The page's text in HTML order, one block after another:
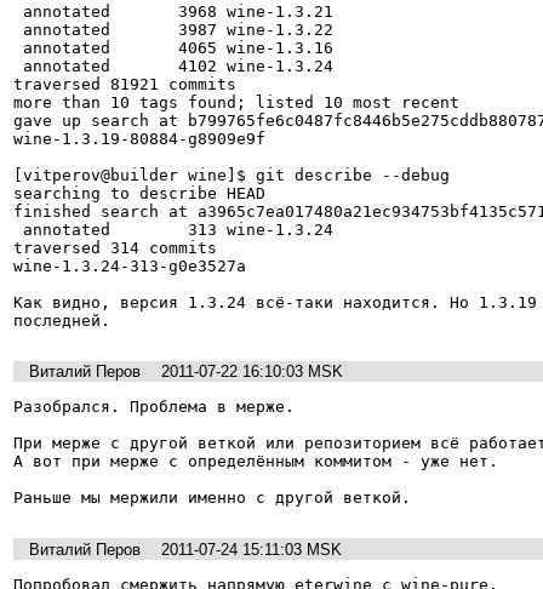
traversed 81921 commits
more than 10 tags found; listed 10 most recent
gave up search at
wine-1.3.19-80884-g8909e9f
[vitperov@builder wine]$ git describe --debug
searching to describe HEAD
finished search at
traversed 314 commits
wine-1.3.24-313-g0e3527a
Как видно, версия 1.3.24 всё-таки находится. Но 1.3.19
последней.
Виталий Перов
2011-07-22 16:10:03 MSK
Разобрался. Проблема в мерже.
При мерже с другой веткой или репозиторием всё
А вот при мерже с определённым коммитом - уже нет.
Раньше мы мержили именно с другой веткой.
Виталий Перов
2011-07-24 15:11:03 MSK
Попробовал смержить напрямую eterwine с wine-pure.